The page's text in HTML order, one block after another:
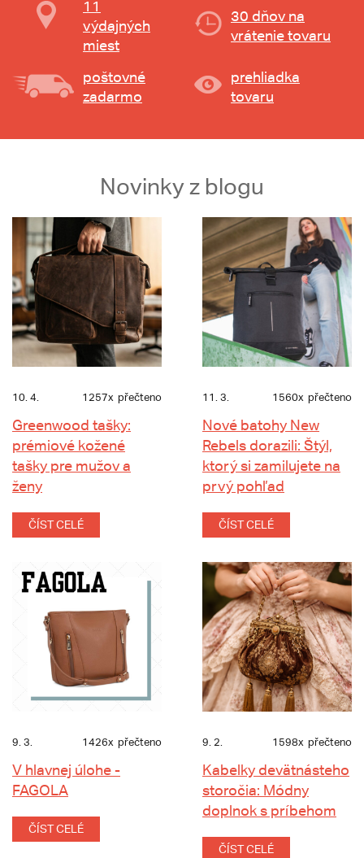
11
výdajných
miest
30 dňov na
vrátenie tovaru
poštovné
zadarmo
prehliadka
tovaru
Novinky z blogu
10. 4. 1257x přečteno
Greenwood tašky:
prémiové kožené
tašky pre mužov a
ženy
ČÍST CELÉ
11. 3. 1560x přečteno
Nové batohy New
Rebels dorazili: Štýl,
ktorý si zamilujete na
prvý pohľad
ČÍST CELÉ
9. 3. 1426x přečteno
V hlavnej úlohe -
FAGOLA
ČÍST CELÉ
9. 2. 1598x přečteno
Kabelky devätnásteho
storočia: Módny
doplnok s príbehom
ČÍST CELÉ